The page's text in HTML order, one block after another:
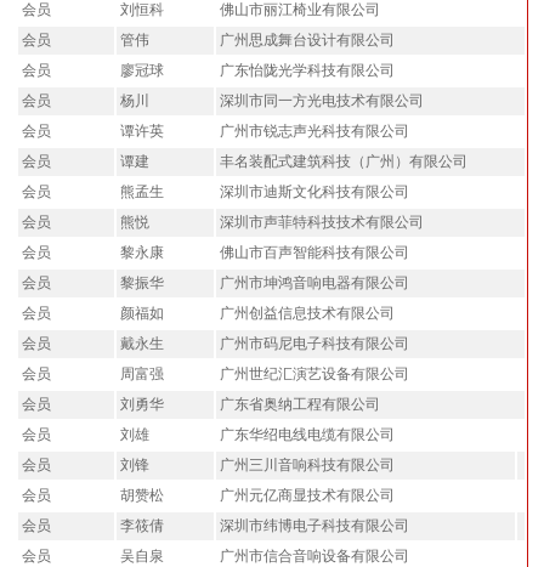
会员
刘恒科
佛山市丽江椅业有限公司
会员
管伟
广州思成舞台设计有限公司
会员
廖冠球
广东怡陇光学科技有限公司
会员
杨川
深圳市同一方光电技术有限公司
会员
谭许英
广州市锐志声光科技有限公司
会员
谭建
丰名装配式建筑科技（广州）有限公司
会员
熊孟生
深圳市迪斯文化科技有限公司
会员
熊悦
深圳市声菲特科技技术有限公司
会员
黎永康
佛山市百声智能科技有限公司
会员
黎振华
广州市坤鸿音响电器有限公司
会员
颜福如
广州创益信息技术有限公司
会员
戴永生
广州市码尼电子科技有限公司
会员
周富强
广州世纪汇演艺设备有限公司
会员
刘勇华
广东省奥纳工程有限公司
会员
刘雄
广东华绍电线电缆有限公司
会员
刘锋
广州三川音响科技有限公司
会员
胡赞松
广州元亿商显技术有限公司
会员
李筱倩
深圳市纬博电子科技有限公司
会员
吴自泉
广州市信合音响设备有限公司